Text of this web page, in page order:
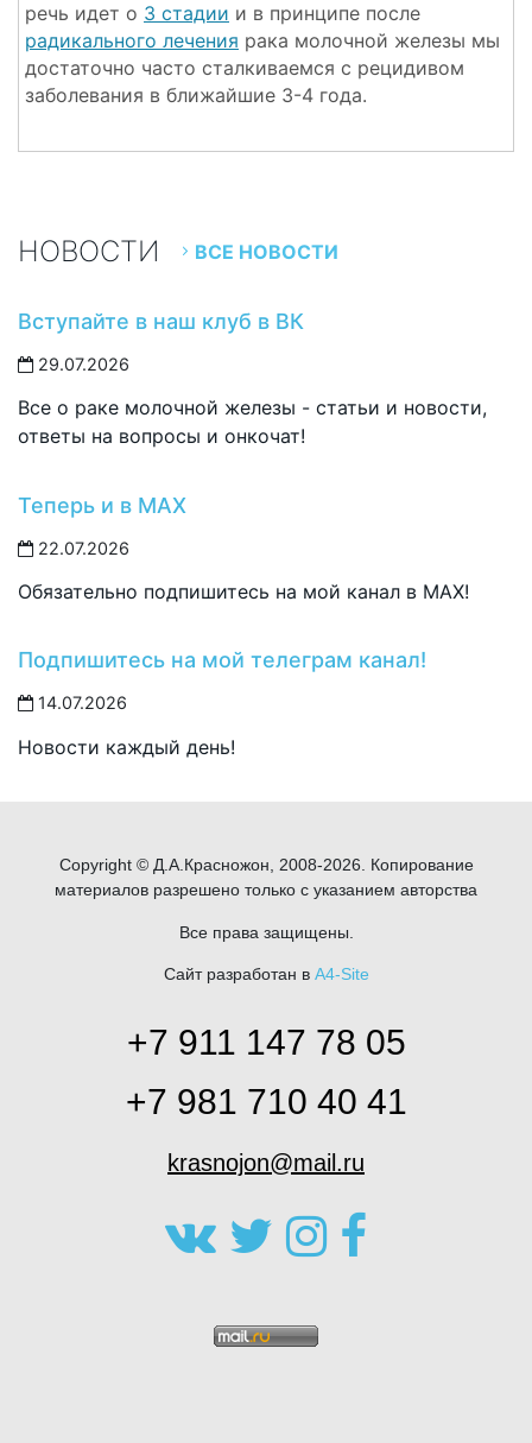
речь идет о 3 стадии и в принципе после
радикального лечения рака молочной железы мы
достаточно часто сталкиваемся с рецидивом
заболевания в ближайшие 3-4 года.
НОВОСТИ ВСЕ НОВОСТИ
Вступайте в наш клуб в ВК
29.07.2026
Все о раке молочной железы - статьи и новости,
ответы на вопросы и онкочат!
Теперь и в MAX
22.07.2026
Обязательно подпишитесь на мой канал в MAX!
Подпишитесь на мой телеграм канал!
14.07.2026
Новости каждый день!
Copyright © Д.А.Красножон, 2008-2026. Копирование
материалов разрешено только с указанием авторства
Все права защищены.
Сайт разработан в A4-Site
+7 911 147 78 05
+7 981 710 40 41
krasnojon@mail.ru